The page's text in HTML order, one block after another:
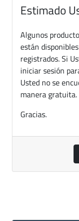
Estimado
Algunos
están
registrados. Si
iniciar sesión
Usted no se
manera gratuita.
Gracias.